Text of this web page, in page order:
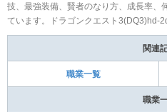
技、最強装備、賢者のなり方、成長率、
ています。ドラゴンクエスト3(DQ3)hd-
関連
職業一覧
職業